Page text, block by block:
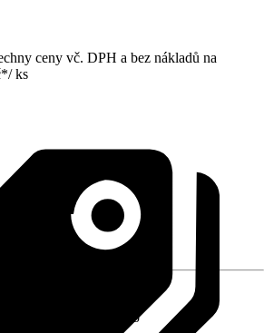
ceny vč. DPH a bez nákladů na
*/ ks
Zásuvkové světlo